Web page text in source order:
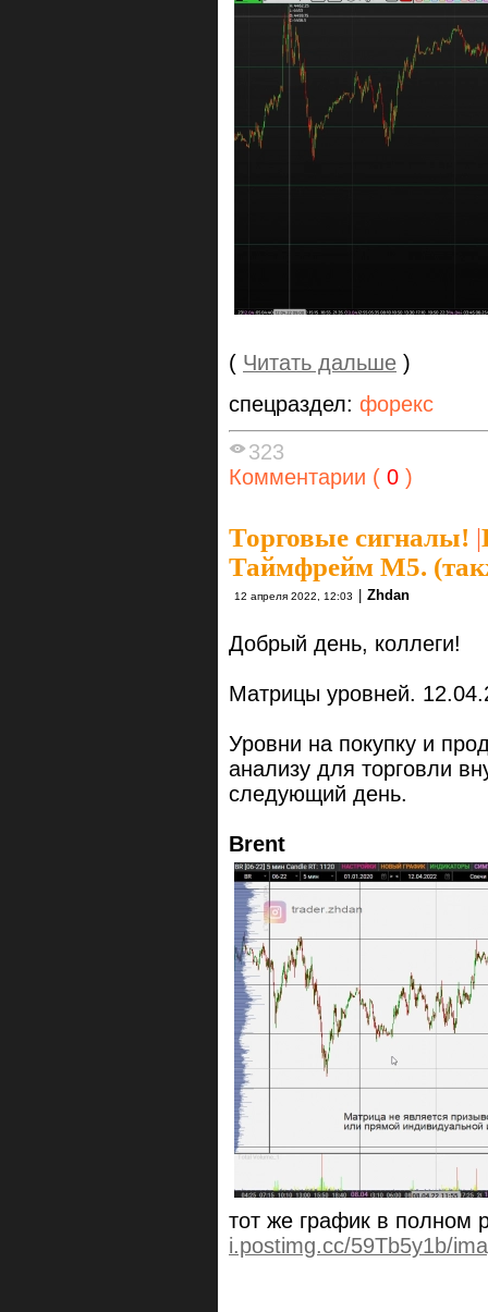
( Читать дальше )
спецраздел: форекс
323
Комментарии ( 0 )
Торговые сигналы! |
Таймфрейм М5.
12 апреля 2022, 12:03 Zhdan
Добрый день, коллеги!
Матрицы уровней.
Уровни на покупку и
анализу для торговли
следующий день.
Brent
тот же график в полном
i.postimg.cc/59Tb5y1b/